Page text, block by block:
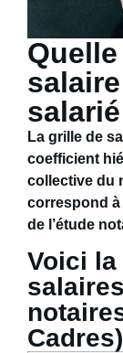
La grille de
coefficient
collective du
correspond
de l’étude
Voici